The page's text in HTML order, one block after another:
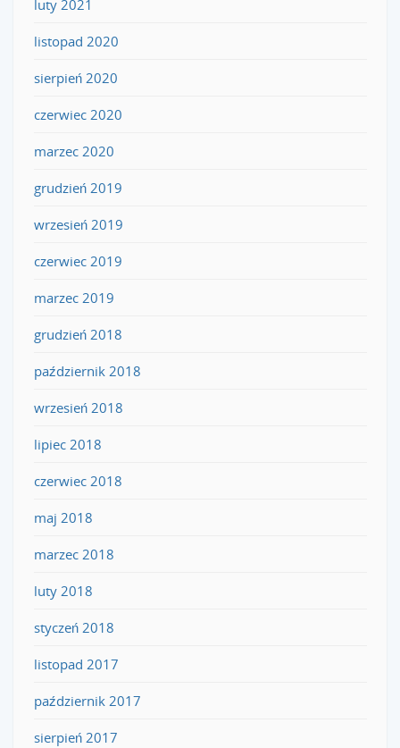
luty 2021
listopad 2020
sierpień 2020
czerwiec 2020
marzec 2020
grudzień 2019
wrzesień 2019
czerwiec 2019
marzec 2019
grudzień 2018
październik 2018
wrzesień 2018
lipiec 2018
czerwiec 2018
maj 2018
marzec 2018
luty 2018
styczeń 2018
listopad 2017
październik 2017
sierpień 2017